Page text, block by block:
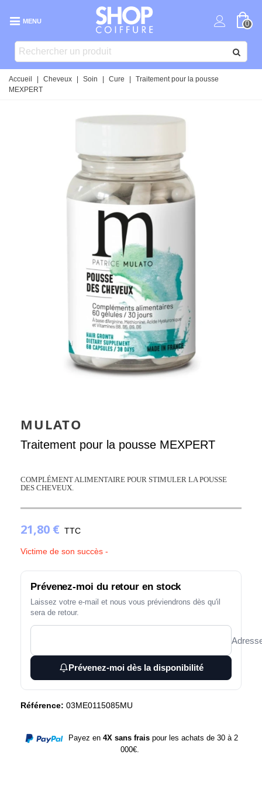
MENU 0
Accueil Cheveux Soin Cure
Traitement pour la pousse
MEXPERT
MULATO
Traitement pour la pousse MEXPERT
COMPLÉMENT ALIMENTAIRE POUR STIMULER LA POUSSE
DES CHEVEUX.
21,80 € TTC
Victime de son succès -
Prévenez-moi du retour en stock
Laissez votre e-mail et nous vous préviendrons dès qu'il
sera de retour.
Prévenez-moi dès la disponibilité
Référence: 03ME0115085MU
Payez en 4X sans fraispour les achats de 30 à 2
000€.